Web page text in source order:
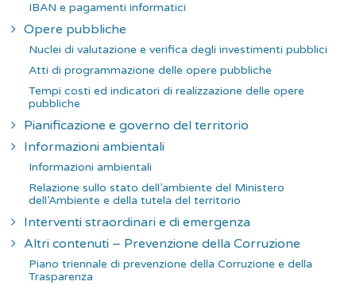
IBAN e pagamenti informatici
Opere pubbliche
Nuclei di valutazione e verifica degli investimenti pubblici
Atti di programmazione delle opere pubbliche
Tempi costi ed indicatori di realizzazione delle opere
pubbliche
Pianificazione e governo del territorio
Informazioni ambientali
Informazioni ambientali
Relazione sullo stato dell’ambiente del Ministero
dell’Ambiente e della tutela del territorio
Interventi straordinari e di emergenza
Altri contenuti – Prevenzione della Corruzione
Piano triennale di prevenzione della Corruzione e della
Trasparenza